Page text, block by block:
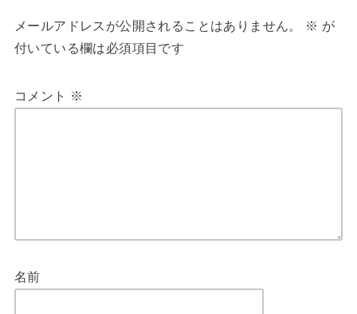
メールアドレスが公開されることはありません。 ※ が
付いている欄は必須項目です
コメント ※
名前